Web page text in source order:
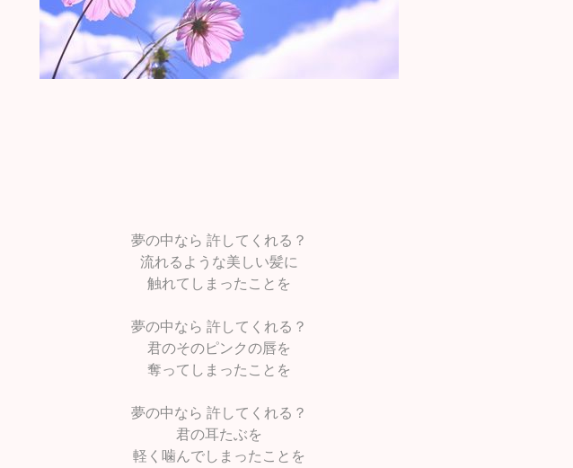
夢の中なら 許してくれる？
流れるような美しい髪に
触れてしまったことを
夢の中なら 許してくれる？
君のそのピンクの唇を
奪ってしまったことを
夢の中なら 許してくれる？
君の耳たぶを
軽く噛んでしまったことを